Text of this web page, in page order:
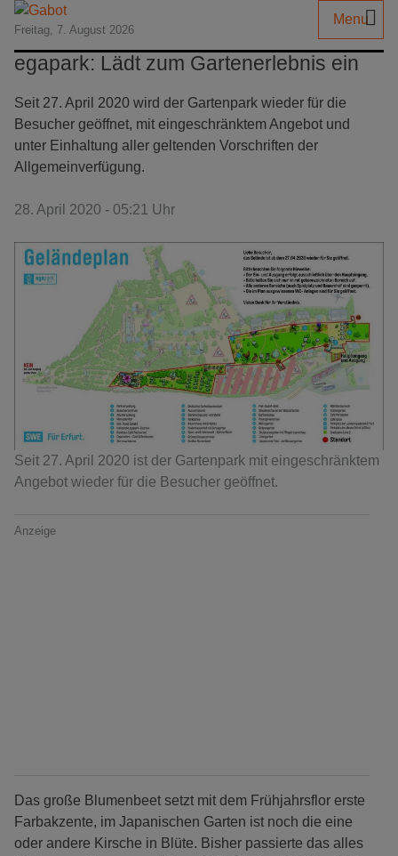
Freitag, 7. August 2026
Menu
egapark: Lädt zum Gartenerlebnis ein
Seit 27. April 2020 wird der Gartenpark wieder für die
Besucher geöffnet, mit eingeschränktem Angebot und
unter Einhaltung aller geltenden Vorschriften der
Allgemeinverfügung.
28. April 2020 - 05:21 Uhr
Seit 27. April 2020 ist der Gartenpark mit eingeschränktem
Angebot wieder für die Besucher geöffnet.
Anzeige
Das große Blumenbeet setzt mit dem Frühjahrsflor erste
Farbakzente, im Japanischen Garten ist noch die eine
oder andere Kirsche in Blüte. Bisher passierte das alles